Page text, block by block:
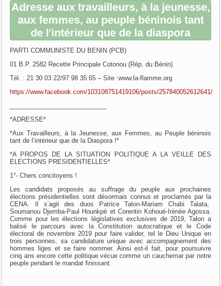
Adresse aux travailleurs, à la jeunesse,
aux femmes, au peuple béninois tant
de l'intérieur que de la diaspora
PARTI COMMUNISTE DU BENIN (PCB)
01 B.P. 2582 Recette Principale Cotonou (Rép. du Bénin)
Tél. : 21 30 03 22/97 98 35 65 – Site :www.la-flamme.org
https://www.facebook.com/103108751419106/posts/257840052612641/
*ADRESSE*
*Aux Travailleurs, à la Jeunesse, aux Femmes, au Peuple béninois
tant de l’intérieur que de la Diaspora !*
*A PROPOS DE LA SITUATION POLITIQUE A LA VEILLE DES
ELECTIONS PRESIDENTIELLES*
1°- Chers concitoyens !
Les candidats proposés au suffrage du peuple aux prochaines
élections présidentielles sont désormais connus et proclamés par la
CENA. Il s’agit des duos Patrice Talon-Mariam Chabi Talata,
Soumanou Djemba-Paul Hounkpè et Corentin Kohoué-Irénée Agossa.
Comme pour les élections législatives exclusives de 2019, Talon a
balisé le parcours avec la Constitution autocratique et le Code
électoral de novembre 2019 pour faire valider, tel le Dieu Unique en
trois personnes, sa candidature unique avec accompagnement des
hommes liges et se faire nommer. Ainsi est-il fait, pour poursuivre
cinq ans encore cette politique vécue comme un cauchemar par notre
peuple pendant le mandat finissant.